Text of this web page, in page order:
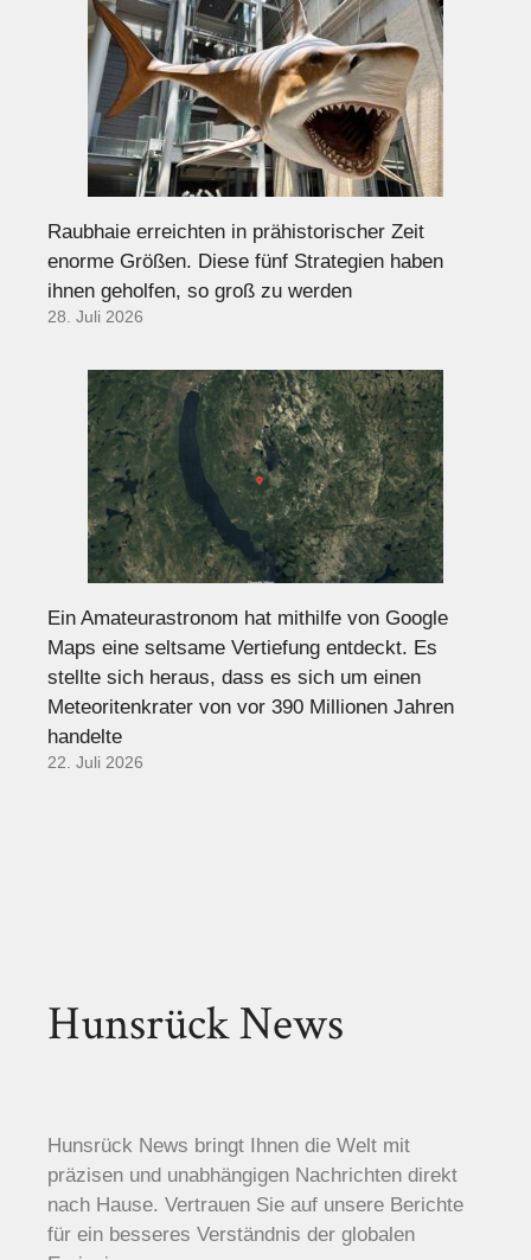
Raubhaie erreichten in prähistorischer Zeit
enorme Größen. Diese fünf Strategien haben
ihnen geholfen, so groß zu werden
28. Juli 2026
Ein Amateurastronom hat mithilfe von Google
Maps eine seltsame Vertiefung entdeckt. Es
stellte sich heraus, dass es sich um einen
Meteoritenkrater von vor 390 Millionen Jahren
handelte
22. Juli 2026
Hunsrück News
Hunsrück News bringt Ihnen die Welt mit
präzisen und unabhängigen Nachrichten direkt
nach Hause. Vertrauen Sie auf unsere Berichte
für ein besseres Verständnis der globalen